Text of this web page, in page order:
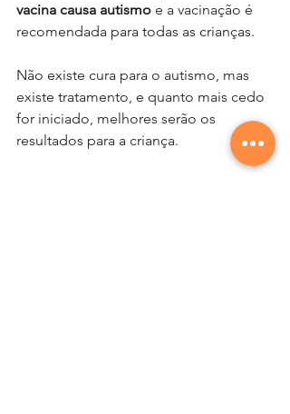
vacina causa autismo e a vacinação é
recomendada para todas as crianças.
Não existe cura para o autismo, mas
existe tratamento, e quanto mais cedo
for iniciado, melhores serão os
resultados para a criança.